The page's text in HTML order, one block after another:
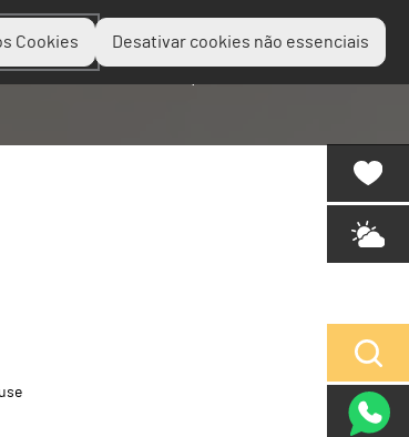
Cookies Desativar cookies não essenciais
Descobrir